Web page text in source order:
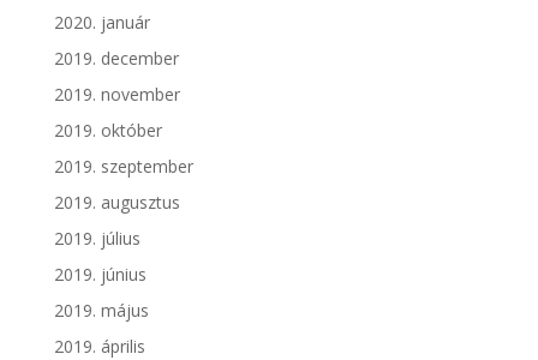
2020. január
2019. december
2019. november
2019. október
2019. szeptember
2019. augusztus
2019. július
2019. június
2019. május
2019. április